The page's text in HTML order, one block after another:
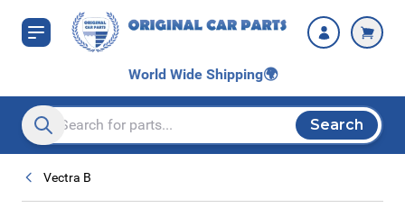
Skip to Content
World Wide Shipping🌍
Search entire store here...
Search
Vectra B